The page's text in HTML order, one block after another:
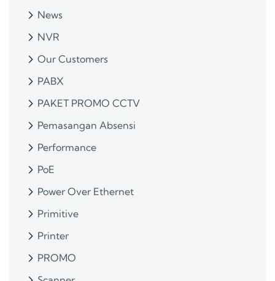
News
NVR
Our Customers
PABX
PAKET PROMO CCTV
Pemasangan Absensi
Performance
PoE
Power Over Ethernet
Primitive
Printer
PROMO